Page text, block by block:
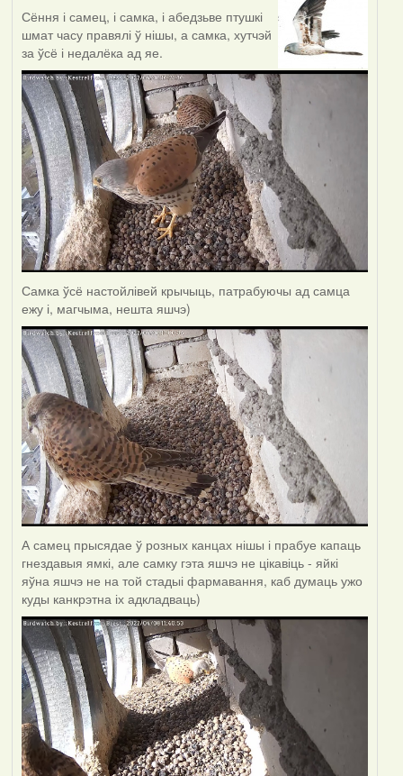
Сёння і самец, і самка, і абедзьве птушкі
шмат часу правялі ў нішы, а самка, хутчэй
за ўсё і недалёка ад яе.
Самка ўсё настойлівей крычыць, патрабуючы ад самца
ежу і, магчыма, нешта яшчэ)
А самец прысядае ў розных канцах нішы і прабуе капаць
гнездавыя ямкі, але самку гэта яшчэ не цікавіць - яйкі
яўна яшчэ не на той стадыі фармавання, каб думаць ужо
куды канкрэтна іх адкладваць)